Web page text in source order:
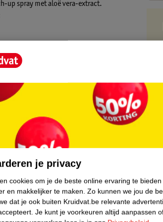
up spray met aloë vera-extract.
de spray tussen de verschillende
je privacy
cookies om je de beste online ervaring te
en makkelijker te maken. Zo kunnen we jou de
dat je ook buiten Kruidvat.be relevante
Je kunt je voorkeuren altijd aanpassen